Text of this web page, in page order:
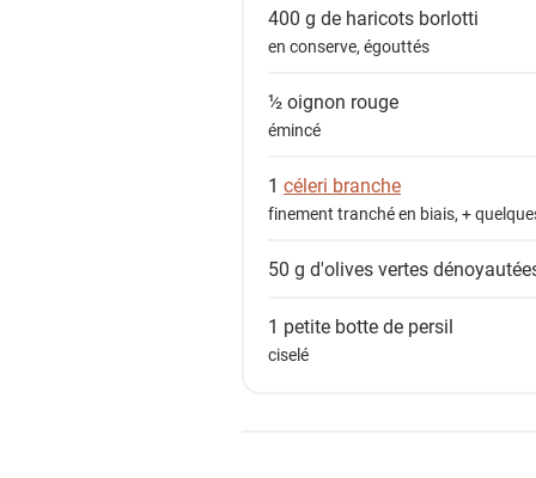
400 g de haricots borlotti
en conserve, égouttés
½oignon rouge
émincé
1 céleri branche
finement tranché en biais, +
50 g d'olives vertes
1 petite botte de persil
ciselé